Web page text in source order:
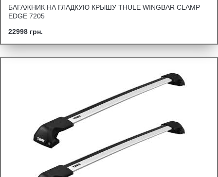
БАГАЖНИК НА ГЛАДКУЮ КРЫШУ THULE WINGBAR CLAMP
EDGE 7205
22998 грн.